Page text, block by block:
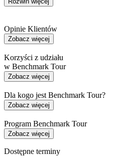
Opinie Klientów
Zobacz więcej
Korzyści z udziału
w Benchmark Tour
Zobacz więcej
Dla kogo jest Benchmark Tour?
Zobacz więcej
Program Benchmark Tour
Zobacz więcej
Dostępne terminy